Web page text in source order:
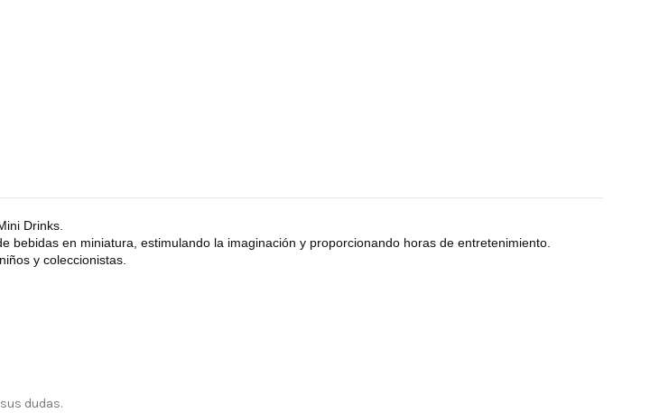
Drinks.
en miniatura, estimulando la imaginación y proporcionando horas de entretenimiento.
y coleccionistas.
dudas.